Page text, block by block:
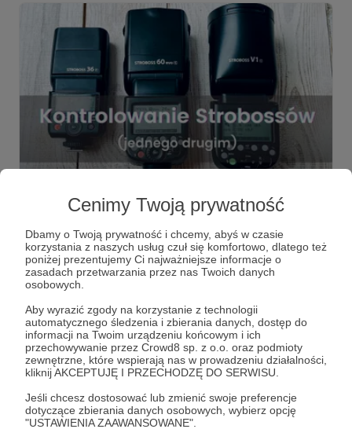
Cenimy Twoją prywatność
Dbamy o Twoją prywatność i chcemy, abyś w czasie
korzystania z naszych usług czuł się komfortowo, dlatego też
poniżej prezentujemy Ci najważniejsze informacje o
zasadach przetwarzania przez nas Twoich danych
osobowych.
Aby wyrazić zgody na korzystanie z technologii
automatycznego śledzenia i zbierania danych, dostęp do
informacji na Twoim urządzeniu końcowym i ich
przechowywanie przez Crowd8 sp. z o.o. oraz podmioty
zewnętrzne, które wspierają nas w prowadzeniu działalności,
kliknij AKCEPTUJĘ I PRZECHODZĘ DO SERWISU.
Jeśli chcesz dostosować lub zmienić swoje preferencje
dotyczące zbierania danych osobowych, wybierz opcję
"USTAWIENIA ZAAWANSOWANE".
28.04.2023 Brak komentarzy
Kontrolowanie Strobossów
tylko odbiornik, ale również nadajnik. Dzięki czemu można
jednym Strobossem, np.: tym na aparacie, sterować
innymi Strobossami, np.: tymi w rogach sali ślubnej.
stroboss kontrola nadajnik +2